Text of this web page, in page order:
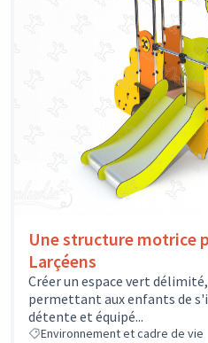
Une structure motrice
Larçéens
Créer un espace vert
permettant aux enfants de
détente et équipé...
Environnement et cadre de vie